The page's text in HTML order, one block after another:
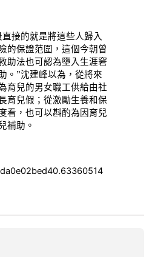
接的就是將這些人歸入
的保證范圍，這個今朝曾
助法也可認為墮入生涯窘
。”沈建峰以為，從將來
育兒的男女職工供給由社
育兒假；從激勵生養和保
看，也可以斟酌為因育兒
補助。